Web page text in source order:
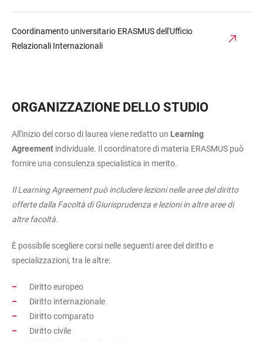
Coordinamento universitario ERASMUS dell'Ufficio
Relazionali Internazionali
ORGANIZZAZIONE DELLO STUDIO
All'inizio del corso di laurea viene redatto un Learning
Agreement individuale. Il coordinatore di materia ERASMUS può
fornire una consulenza specialistica in merito.
Il Learning Agreement può includere lezioni nelle aree del diritto
offerte dalla Facoltà di Giurisprudenza e lezioni in altre aree di
altre facoltà.
È possibile scegliere corsi nelle seguenti aree del diritto e
specializzazioni, tra le altre:
Diritto europeo
Diritto internazionale
Diritto comparato
Diritto civile